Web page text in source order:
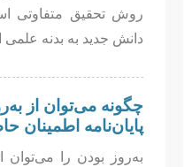
روش تحقیق متفاوتی
دانش جدید به بدنه
چگونه می‌توان از
پایان‌نامه اطمینان
به‌روز بودن را می‌توان